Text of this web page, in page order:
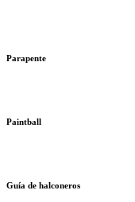
Parapente
Paintball
Guía de halconeros